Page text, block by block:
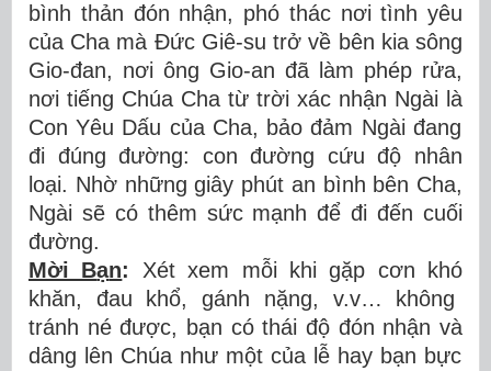
bình thản đón nhận, phó thác nơi tình yêu
của Cha mà Đức Giê-su trở về bên kia sông
Gio-đan, nơi ông Gio-an đã àm phép rửa,
nơi tiếng Chúa Cha từ trời xác nhận Ngài l à
Con Yêu Dấu của Cha, bảođảm Ngài đang
đi đúngđường: conđường cứuđộ nhân
loại. Nhờnhững giây phút an bình bên Cha,
Ngài sẽcóthêm sức mạnhđể điđến cuối
đường.
Mời Bạn: Xét xem mỗi khi gặp cơn khó
khăn, đau khổ, gánh nặng, v.v… không
tránh né được, bạn cótháiđộ đón nhận và
dâng l ên Chúa như một của l ễ hay bạn bực